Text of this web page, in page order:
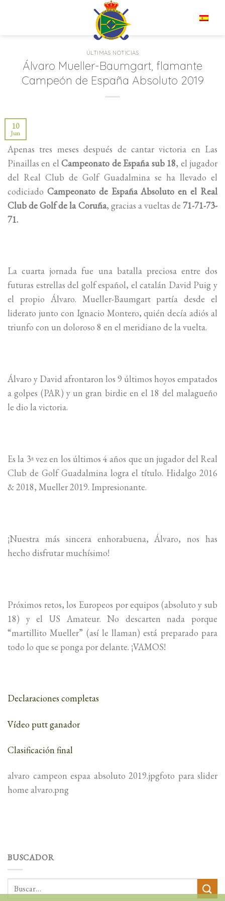
ÚLTIMAS NOTICIAS
Álvaro Mueller-Baumgart, flamante
Campeón de España Absoluto 2019
10
Jun
Apenas tres meses después de cantar victoria en Las
Pinaillas en elCampeonato de España sub 18, el jugador
del Real Club de Golf Guadalmina se ha llevado el
codiciado Campeonato de España Absoluto en el Real
Club de Golf de la Coruña, gracias a vueltas de 71-71-73-
71.
La cuarta jornada fue una batalla preciosa entre dos
futuras estrellas del golf español, el catalán David Puig y
el propio Álvaro. Mueller-Baumgart partía desde el
liderato junto con Ignacio Montero, quién decía adiós al
triunfo con un doloroso 8 en el meridiano de la vuelta.
Álvaro y David afrontaron los 9 últimos hoyos empatados
a golpes (PAR) y un gran birdie en el 18 del malagueño
le dio la victoria.
Es la 3ª vez en los últimos 4 años que un jugador del Real
Club de Golf Guadalmina logra el título. Hidalgo 2016
& 2018, Mueller 2019. Impresionante.
¡Nuestra más sincera enhorabuena, Álvaro, nos has
hecho disfrutar muchísimo!
Próximos retos, los Europeos por equipos (absoluto y sub
18) y el US Amateur. No descarten nada porque
“martillito Mueller” (así le llaman) está preparado para
todo lo que se ponga por delante. ¡VAMOS!
Declaraciones completas
Vídeo putt ganador
Clasificación final
alvaro campeon espaa absoluto 2019.jpgfoto para slider
home alvaro.png
BUSCADOR